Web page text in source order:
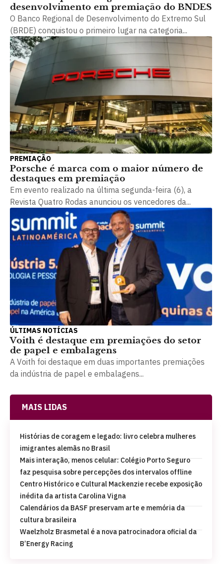
desenvolvimento em premiação do BNDES
O Banco Regional de Desenvolvimento do Extremo Sul
(BRDE) conquistou o primeiro lugar na categoria...
PREMIAÇÃO
Porsche é marca com o maior número de
destaques em premiação
Em evento realizado na última segunda-feira (6), a
Revista Quatro Rodas anunciou os vencedores da...
ÚLTIMAS NOTÍCIAS
Voith é destaque em premiações do setor
de papel e embalagens
A Voith foi destaque em duas importantes premiações
da indústria de papel e embalagens...
MAIS LIDAS
Histórias de coragem e legado: livro celebra mulheres
imigrantes alemãs no Brasil
Mais interação, menos celular: Colégio Porto Seguro
faz pesquisa sobre percepções dos intervalos offline
Centro Histórico e Cultural Mackenzie recebe exposição
inédita da artista Carolina Vigna
Calendários da BASF preservam arte e memória da
cultura brasileira
Waelzholz Brasmetal é a nova patrocinadora oficial da
B’Energy Racing